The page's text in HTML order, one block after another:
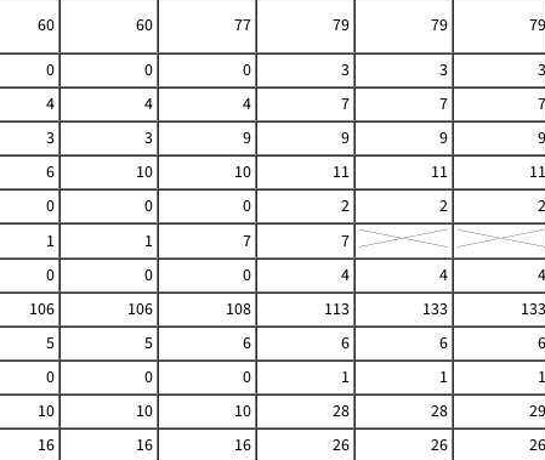
60 60 77 79 79 79
0 0 0 3 3 3
4 4 4 7 7 7
3 3 9 9 9 9
6 10 10 11 11 11
0 0 0 2 2 2
1 1 7
7
0 0 0 4 4 4
106 106 108 113 133 133
5 5 6 6 6 6
0 0 0 1 1 1
10 10 10 28 28 29
16 16 16 26 26 26